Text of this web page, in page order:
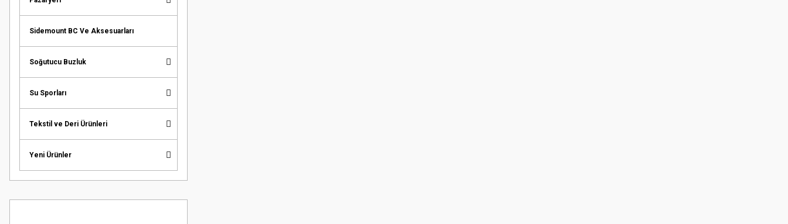
Sidemount BC Ve Aksesuarları
Soğutucu Buzluk
Su Sporları
Tekstil ve Deri Ürünleri
Yeni Ürünler